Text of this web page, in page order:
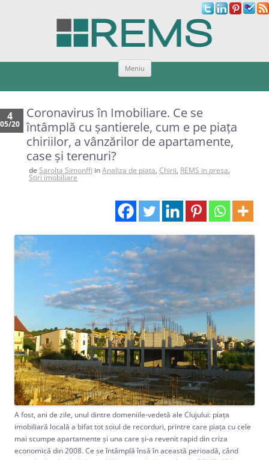
Meniu
Sari
conținut
4
05/20
Coronavirus în Imobiliare. Ce se
întâmplă cu şantierele, cum e pe piaţa
chiriilor, a vânzărilor de apartamente,
case şi terenuri?
de Sarolta Simonffi inAnaliza de piata, Chirii, REMS in presa,
Stiri imobiliare
A fost, ani de zile, unul dintre domeniile-vedetă ale Clujului: piaţa
imobiliară locală a bifat tot soiul de recorduri, printre care piaţa cu cele
mai scumpe apartamente şi una care şi-a revenit rapid din criza
economică din 2008. Ce se întâmplă însă în această perioadă, când